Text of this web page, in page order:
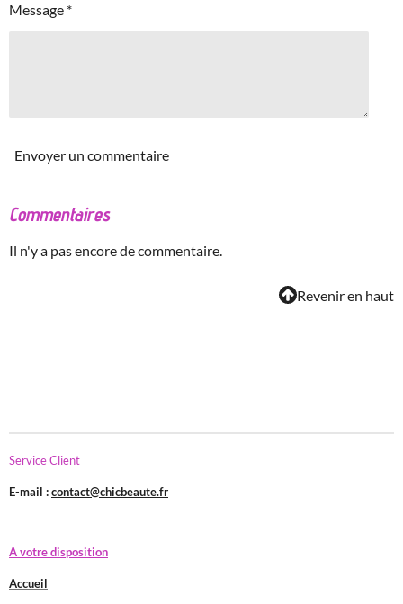
Message *
Envoyer un commentaire
Commentaires
Il n'y a pas encore de commentaire.
Revenir en haut
Service Client
E-mail :contact@chicbeaute.fr
A votre disposition
Accueil